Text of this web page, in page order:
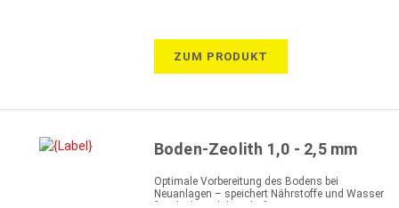
ZUM PRODUKT
Boden-Zeolith 1,0 - 2,5 mm
Optimale Vorbereitung des Bodens bei
Neuanlagen – speichert Nährstoffe und Wasser